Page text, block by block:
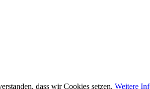
dass wir Cookies setzen. Weitere